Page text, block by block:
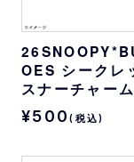
OES シークレ
スナーチャーム
¥500(税込)